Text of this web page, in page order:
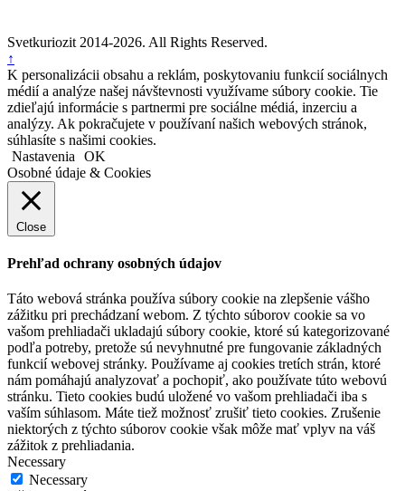
Svetkuriozit 2014-2026. All Rights Reserved.
↑
K personalizácii obsahu a reklám, poskytovaniu funkcií sociálnych
médií a analýze našej návštevnosti využívame súbory cookie. Tie
zdieľajú informácie s partnermi pre sociálne médiá, inzerciu a
analýzy. Ak pokračujete v používaní našich webových stránok,
súhlasíte s našimi cookies.
Nastavenia
OK
Osobné údaje & Cookies
Close
Prehľad ochrany osobných údajov
Táto webová stránka používa súbory cookie na zlepšenie vášho
zážitku pri prechádzaní webom. Z týchto súborov cookie sa vo
vašom prehliadači ukladajú súbory cookie, ktoré sú kategorizované
podľa potreby, pretože sú nevyhnutné pre fungovanie základných
funkcií webovej stránky. Používame aj cookies tretích strán, ktoré
nám pomáhajú analyzovať a pochopiť, ako používate túto webovú
stránku. Tieto cookies budú uložené vo vašom prehliadači iba s
vaším súhlasom. Máte tiež možnosť zrušiť tieto cookies. Zrušenie
niektorých z týchto súborov cookie však môže mať vplyv na váš
zážitok z prehliadania.
Necessary
Necessary